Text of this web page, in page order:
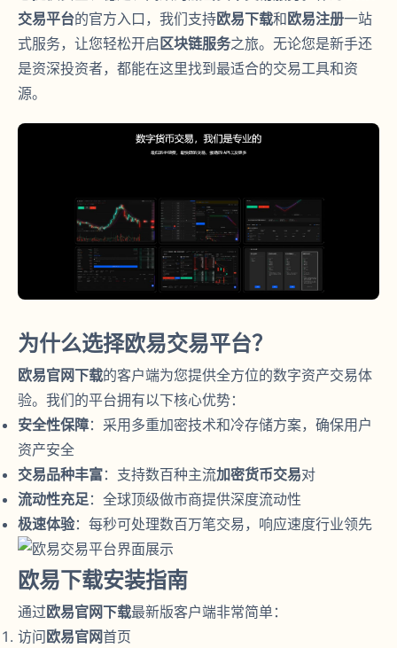
交易平台的官方入口，我们支持欧易下载和 欧易注册一站
式服务，让您轻松开启 区块链服务之旅。无论您是新手还
是资深投资者，都能在这里找到最适合的交易工具和资
源。
为什么选择欧易交易平台？
欧易官网下载的客户端为您提供全方位的数字资产交易体
验。我们的平台拥有以下核心优势：
安全性保障：采用多重加密技术和冷存储方案，确保用户
资产安全
交易品种丰富：支持数百种主流加密货币交易对
流动性充足 ：全球顶级做市商提供深度流动性
极速体验：每秒可处理数百万笔交易，响应速度行业领先
欧易下载安装指南
通过欧易官网下载最新版客户端非常简单：
访问欧易官网首页